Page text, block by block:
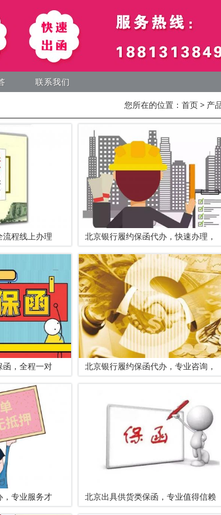
联系我们
您所在的位置： 首页> 产
程线上办理 北京银行履约保函代办，快速办理，
函，全程一对 北京银行履约保函代办，专业咨询，
，专业服务才 北京出具供货类保函，专业值得信赖